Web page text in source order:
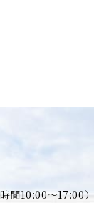
間10:00～17:00）